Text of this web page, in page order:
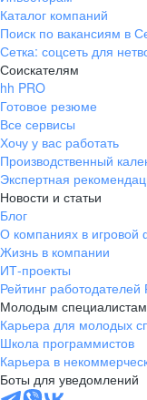
Каталог компаний
Поиск по вакансиям в
Сетка: соцсеть для
Соискателям
hh PRO
Готовое резюме
Все сервисы
Хочу у вас работать
Производственный
Экспертная
Новости и статьи
Блог
О компаниях в игровой
Жизнь в компании
ИТ-проекты
Рейтинг работодателей
Молодым специалистам
Карьера для молодых
Школа программистов
Карьера в
Боты для уведомлений